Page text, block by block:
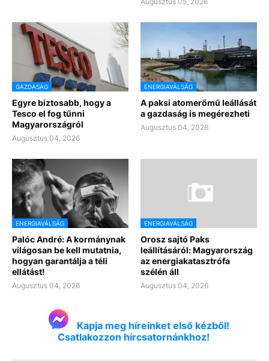
GAZDASÁG
Egyre biztosabb, hogy a
Tesco el fog tűnni
Magyarországról
Augusztus 04, 2026
ENERGIAVÁLSÁG
A paksi atomerőmű leállását
a gazdaság is megérezheti
Augusztus 04, 2026
ENERGIAVÁLSÁG
Palóc André: A kormánynak
világosan be kell mutatnia,
hogyan garantálja a téli
ellátást!
Augusztus 04, 2026
ENERGIAVÁLSÁG
Orosz sajtó Paks
leállításáról: Magyarország
az energiakatasztrófa
szélén áll
Augusztus 04, 2026
Kapja meg híreinket első kézből!
Csatlakozzon hírcsatornánkhoz!